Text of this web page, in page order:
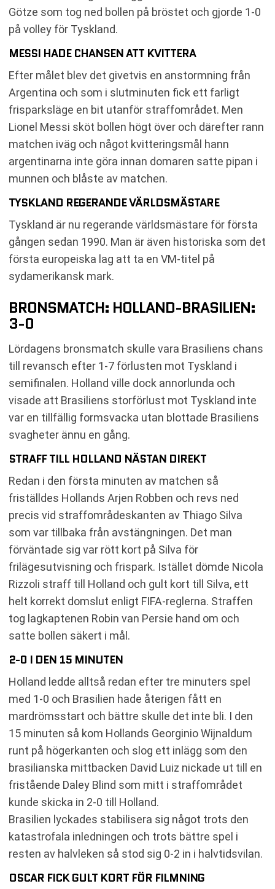
Götze som tog ned bollen på bröstet och gjorde 1-0
på volley för Tyskland.
MESSI HADE CHANSEN ATT KVITTERA
Efter målet blev det givetvis en anstormning från
Argentina och som i slutminuten fick ett farligt
frisparksläge en bit utanför straffområdet. Men
Lionel Messi sköt bollen högt över och därefter rann
matchen iväg och något kvitteringsmål hann
argentinarna inte göra innan domaren satte pipan i
munnen och blåste av matchen.
TYSKLAND REGERANDE VÄRLDSMÄSTARE
Tyskland är nu regerande världsmästare för första
gången sedan 1990. Man är även historiska som det
första europeiska lag att ta en VM-titel på
sydamerikansk mark.
BRONSMATCH: HOLLAND-BRASILIEN:
3-0
Lördagens bronsmatch skulle vara Brasiliens chans
till revansch efter 1-7 förlusten mot Tyskland i
semifinalen. Holland ville dock annorlunda och
visade att Brasiliens storförlust mot Tyskland inte
var en tillfällig formsvacka utan blottade Brasiliens
svagheter ännu en gång.
STRAFF TILL HOLLAND NÄSTAN DIREKT
Redan i den första minuten av matchen så
friställdes Hollands Arjen Robben och revs ned
precis vid straffområdeskanten av Thiago Silva
som var tillbaka från avstängningen. Det man
förväntade sig var rött kort på Silva för
frilägesutvisning och frispark. Istället dömde Nicola
Rizzoli straff till Holland och gult kort till Silva, ett
helt korrekt domslut enligt FIFA-reglerna. Straffen
tog lagkaptenen Robin van Persie hand om och
satte bollen säkert i mål.
2-0 I DEN 15 MINUTEN
Holland ledde alltså redan efter tre minuters spel
med 1-0 och Brasilien hade återigen fått en
mardrömsstart och bättre skulle det inte bli. I den
15 minuten så kom Hollands Georginio Wijnaldum
runt på högerkanten och slog ett inlägg som den
brasilianska mittbacken David Luiz nickade ut till en
fristående Daley Blind som mitt i straffområdet
kunde skicka in 2-0 till Holland.
Brasilien lyckades stabilisera sig något trots den
katastrofala inledningen och trots bättre spel i
resten av halvleken så stod sig 0-2 in i halvtidsvilan.
OSCAR FICK GULT KORT FÖR FILMNING